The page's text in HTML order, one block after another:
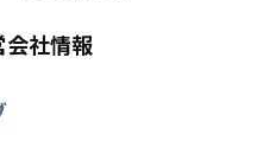
会社情報